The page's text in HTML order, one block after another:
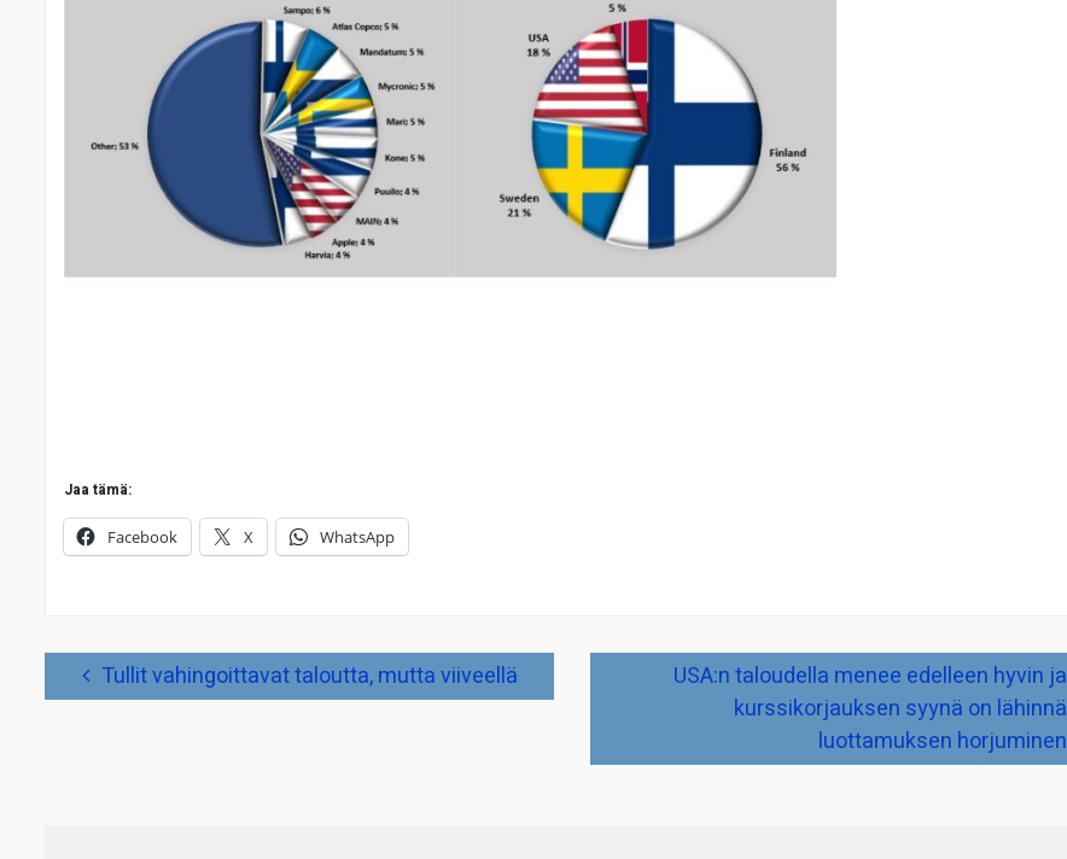
Jaa tämä:
Facebook X WhatsApp
ArtikkelienTullit vahingoittavat taloutta, mutta viiveellä
USA:n taloudella menee edelleen hyvin ja
kurssikorjauksen syynä on lähinnä
luottamuksen horjuminen